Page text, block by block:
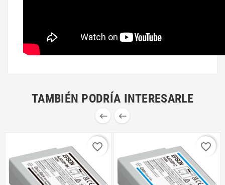
TAMBIÉN PODRÍA INTERESARLE
 
favorite_border favorite_border